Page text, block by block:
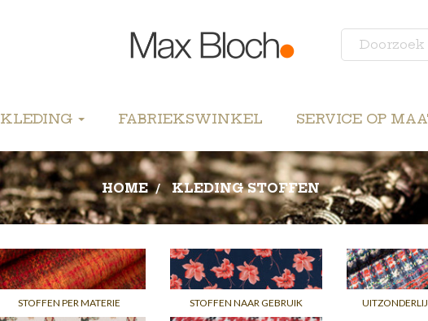
KLEDING FABRIEKSWINKEL SERVICE OP
HOME KLEDING STOFFEN
STOFFEN PER MATERIE STOFFEN NAAR GEBRUIK